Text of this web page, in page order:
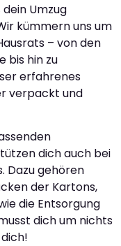
dein Umzug
kümmern uns um
– von den
bis hin zu
erfahrenes
verpackt und
dich auch bei
Dazu gehören
der Kartons,
die Entsorgung
dich um nichts